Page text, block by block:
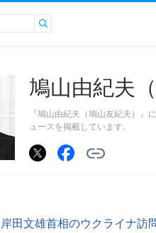
鳩山由紀夫
『鳩山由紀夫（鳩山友紀夫）』
ュースを掲載しています。
岸田文雄首相のウクライナ訪